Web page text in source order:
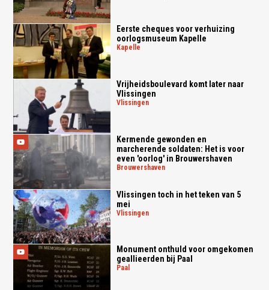
Eerste cheques voor verhuizing
oorlogsmuseum Kapelle
kapelle
Vrijheidsboulevard komt later naar
Vlissingen
vlissingen
Kermende gewonden en
marcherende soldaten: Het is voor
even 'oorlog' in Brouwershaven
brouwershaven
Vlissingen toch in het teken van 5
mei
vlissingen
Monument onthuld voor omgekomen
geallieerden bij Paal
paal